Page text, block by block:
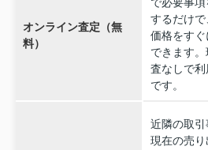
オンライン査定（無
料）
するだけ
価格をすぐ
できます。
査なしで
です。
近隣の取
現在の売り